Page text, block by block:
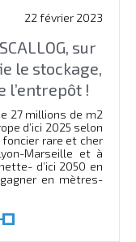
22 février 2023
sur
le stockage,
l’entrepôt !
27 millions de m2
d’ici 2025 selon
foncier rare et cher
Marseille et à
d’ici 2050 en
en mètres-